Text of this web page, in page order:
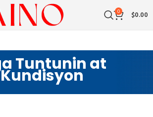
0 $0.00
Tuntunin at
Kundisyon